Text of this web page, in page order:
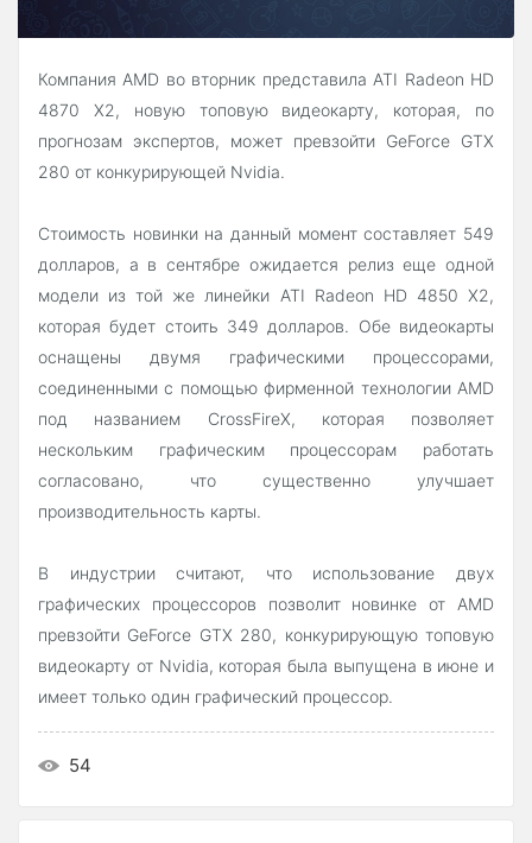
Компания AMD во вторник представила ATI Radeon HD
4870 X2, новую топовую видеокарту, которая, по
прогнозам экспертов, может превзойти GeForce GTX
280 от конкурирующей Nvidia.
Стоимость новинки на данный момент составляет 549
долларов, а в сентябре ожидается релиз еще одной
модели из той же линейки ATI Radeon HD 4850 X2,
которая будет стоить 349 долларов. Обе видеокарты
оснащены двумя графическими процессорами,
соединенными с помощью фирменной технологии AMD
под названием CrossFireX, которая позволяет
нескольким графическим процессорам работать
согласовано, что существенно улучшает
производительность карты.
В индустрии считают, что использование двух
графических процессоров позволит новинке от AMD
превзойти GeForce GTX 280, конкурирующую топовую
видеокарту от Nvidia, которая была выпущена в июне и
имеет только один графический процессор.
54